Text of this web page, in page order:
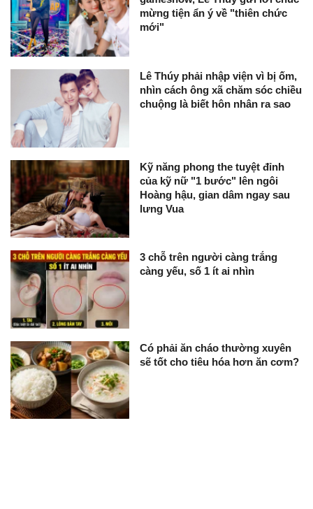
mừng tiện ẩn ý về "thiên chức
mới"
Lê Thúy phải nhập viện vì bị ốm,
nhìn cách ông xã chăm sóc chiều
chuộng là biết hôn nhân ra sao
Kỹ năng phong the tuyệt đỉnh
của kỹ nữ "1 bước" lên ngôi
Hoàng hậu, gian dâm ngay sau
lưng Vua
3 chỗ trên người càng trắng
càng yếu, số 1 ít ai nhìn
Có phải ăn cháo thường xuyên
sẽ tốt cho tiêu hóa hơn ăn cơm?